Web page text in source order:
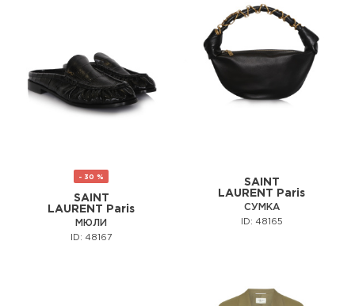
- 30 %
SAINT
LAURENT Paris
МЮЛИ
ID: 48167
SAINT
LAURENT Paris
СУМКА
ID: 48165